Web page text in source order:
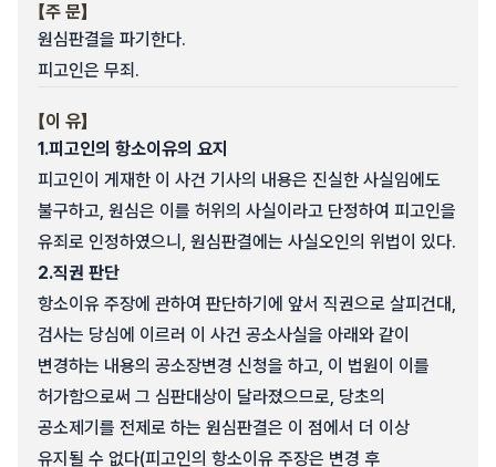
【주 문】
원심판결을 파기한다.
피고인은 무죄.
【이 유】
1.피고인의 항소이유의 요지
피고인이 게재한 이 사건 기사의 내용은 진실한 사실임에도
불구하고, 원심은 이를 허위의 사실이라고 단정하여 피고인을
유죄로 인정하였으니, 원심판결에는 사실오인의 위법이 있다.
2.직권 판단
항소이유 주장에 관하여 판단하기에 앞서 직권으로 살피건대,
검사는 당심에 이르러 이 사건 공소사실을 아래와 같이
변경하는 내용의 공소장변경 신청을 하고, 이 법원이 이를
허가함으로써 그 심판대상이 달라졌으므로, 당초의
공소제기를 전제로 하는 원심판결은 이 점에서 더 이상
유지될 수 없다(피고인의 항소이유 주장은 변경 후